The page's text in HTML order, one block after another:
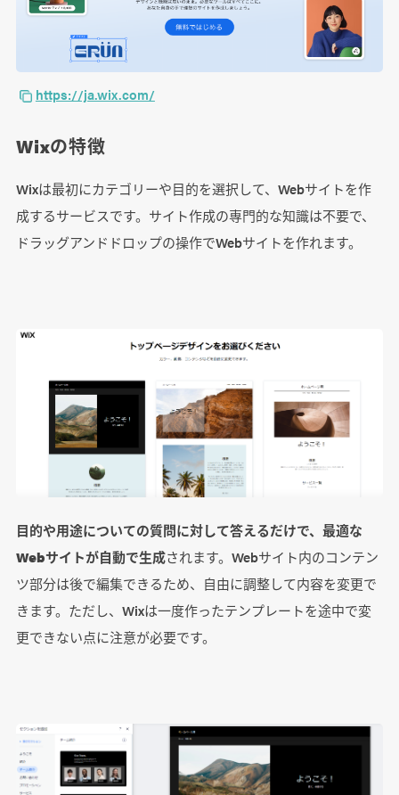
https://ja.wix.com/
Wixの特徴
Wixは最初にカテゴリーや目的を選択して、Webサイトを作
成するサービスです。サイト作成の専門的な知識は不要で、
ドラッグアンドドロップの操作でWebサイトを作れます。
目的や用途についての質問に対して答えるだけで、最適な
Webサイトが自動で生成されます。Webサイト内のコンテン
ツ部分は後で編集できるため、自由に調整して内容を変更で
きます。ただし、Wixは一度作ったテンプレートを途中で変
更できない点に注意が必要です。